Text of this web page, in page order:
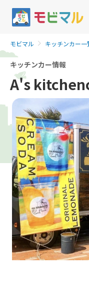
モビマル キッチンカー一
キッチンカー情報
A's